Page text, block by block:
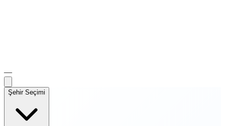
—
Şehir Seçimi